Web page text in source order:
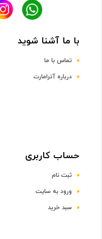
DDR3
رده صفحه نمایش
اندازه صفحه نمایش
با ما آشنا شوید
تماس با ما
درباره آترامارت
حساب کاربری
ثبت نام
ورود به سایت
سبد خرید